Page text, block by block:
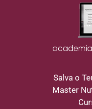
Salva o
Master